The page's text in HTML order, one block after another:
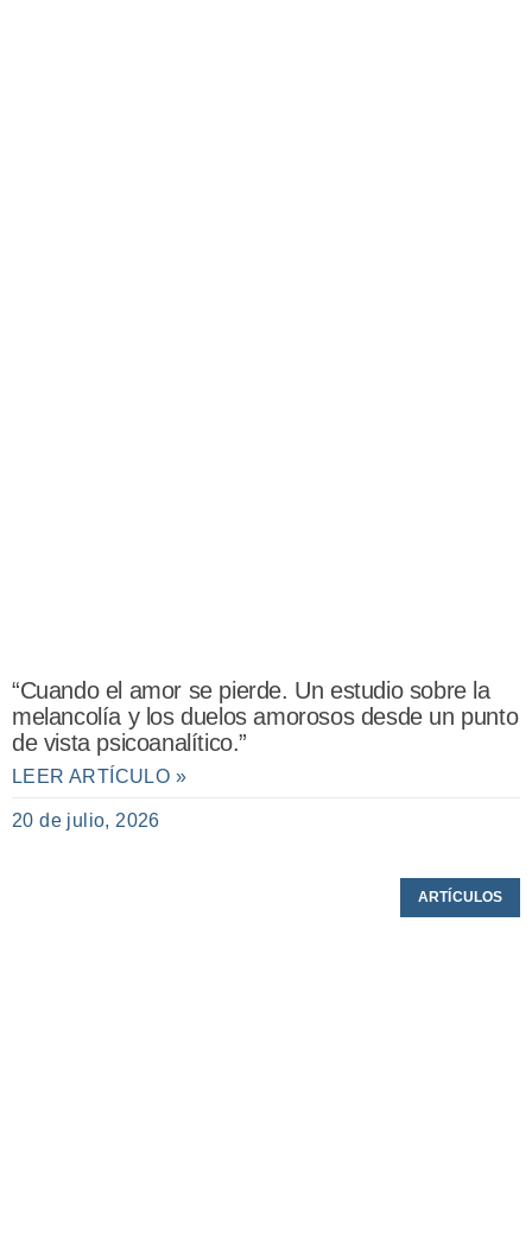
“Cuando el amor se pierde. Un estudio sobre la
melancolía y los duelos amorosos desde un punto
de vista psicoanalítico.”
LEER ARTÍCULO »
20 de julio, 2026
ARTÍCULOS